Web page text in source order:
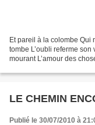
Et pareil à la colombe Qui
tombe L’oubli referme
mourant L’amour des
LE CHEMIN
Publié le 30/07/2010 à